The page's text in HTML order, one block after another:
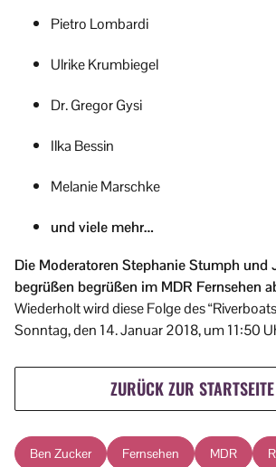
Pietro Lombardi
Ulrike Krumbiegel
Dr. Gregor Gysi
Ilka Bessin
Melanie Marschke
und viele mehr…
Die Moderatoren Stephanie Stumph und
begrüßen begrüßen im MDR Fernsehen
Wiederholt wird diese Folge des
Sonntag, den 14. Januar 2018, um 11:50
ZURÜCK ZUR
Ben Zucker Fernsehen MDR